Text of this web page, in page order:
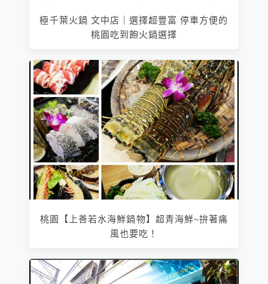
極千葉火鍋 文中店｜選擇超豐富 停車方便的
桃園吃到飽火鍋選擇
桃園【上善若水海鮮鍋物】超青海鮮~拚著痛
風也要吃！